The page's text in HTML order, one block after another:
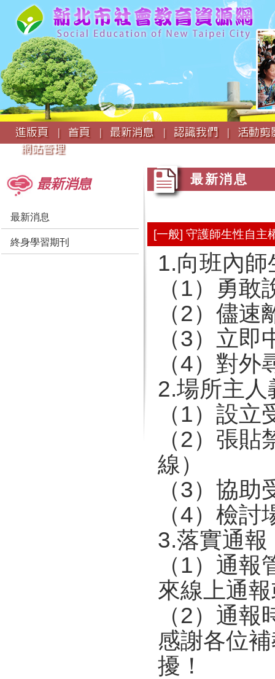
:::
進版頁 |
首頁 | 最新消息 | 認識我們 |
活動
網站管理
最新消息
最新消息
終身學習期刊
最新消息
[一般] 守護師生性自主
1.向班內
（1）勇敢
（2）儘速
（3）立即
（4）對外
2.場所主人
（1）設
（2）張
線）
（3）協
（4）檢
3.落實通報
（1）通
來線上通
（2）通
感謝各位
擾！